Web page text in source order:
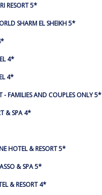
RESORT 5*
SHARM EL SHEIKH 5*
4*
4*
- FAMILIES AND COUPLES ONLY 5*
& SPA 4*
HOTEL & RESORT 5*
& SPA 5*
& RESORT 4*